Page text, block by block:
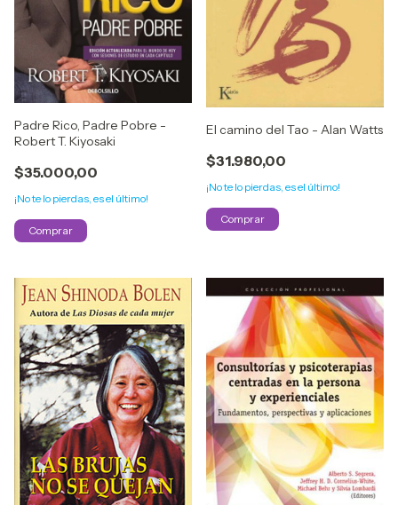
Padre Rico, Padre Pobre -
Robert T. Kiyosaki
$35.000,00
¡No te lo pierdas, es el último!
El camino del Tao - Alan Watts
$31.980,00
¡No te lo pierdas, es el último!